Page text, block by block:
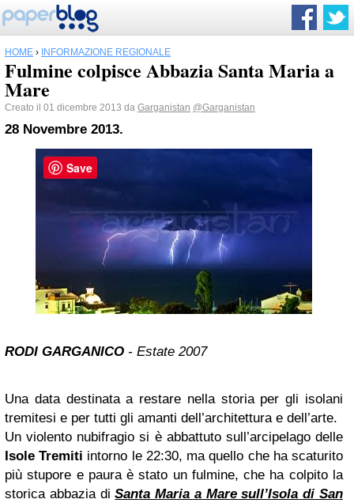
HOME › INFORMAZIONE REGIONALE
Fulmine colpisce Abbazia Santa Maria a
Mare
Creato il 01 dicembre 2013 da Garganistan @Garganistan
28 Novembre 2013.
RODI GARGANICO - Estate 2007
Una data destinata a restare nella storia per gli isolani
tremitesi e per tutti gli amanti dell’architettura e dell’arte.
Un violento nubifragio si è abbattuto sull’arcipelago delle
Isole Tremiti intorno le 22:30, ma quello che ha scaturito
più stupore e paura è stato un fulmine, che ha colpito la
storica abbazia diSanta Maria a Mare sull’Isola di San
Save